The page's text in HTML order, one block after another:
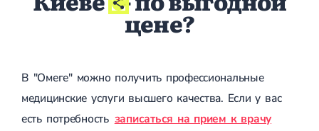
Ультразвуковая терапия
Ударно-волновая терапия
РеабилитацияРеабилитация после вывиха
Реабилитация после эндопротезирования
Лечебная физкультура
цене?
В "Омеге" можно получить профессиональные
медицинские услуги высшего качества. Если у вас
есть потребность записаться на прием к врачу